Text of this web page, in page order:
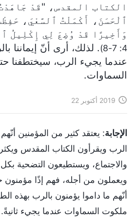
الكتاب المقدس، "قَدْ
ٱلْحَسَنَ، أَكْمَلْتُ ٱلسَّعْيَ،
وَأَخِيرًا قَدْ وُضِعَ لِي إِكْلِيلُ
4: 7-8)
. لذلك، أرى أنّ إيماننا
عندما يجيء الرب، سيختطفنا
السماوات.
2019 أكتوبر 22
الإجابة: يعتقد كثير من المؤمنين
الرب ويقرأون الكتاب المقدس
والاجتماع، ويستطيعون التضحية
ويعملون من أجله، فهم إذًا مؤمنون
أنّهم ما داموا يؤمنون بالرب بهذه
ملكوت السماوات عندما يجيء ثانيةً.